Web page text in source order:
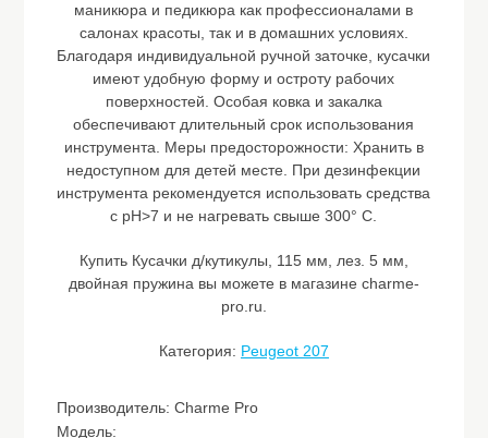
маникюра и педикюра как профессионалами в
салонах красоты, так и в домашних условиях.
Благодаря индивидуальной ручной заточке, кусачки
имеют удобную форму и остроту рабочих
поверхностей. Особая ковка и закалка
обеспечивают длительный срок использования
инструмента. Меры предосторожности: Хранить в
недоступном для детей месте. При дезинфекции
инструмента рекомендуется использовать средства
с pH>7 и не нагревать свыше 300° С.
Купить Кусачки д/кутикулы, 115 мм, лез. 5 мм,
двойная пружина вы можете в магазине charme-
pro.ru.
Категория: Peugeot 207
Производитель: Charme Pro
Модель: